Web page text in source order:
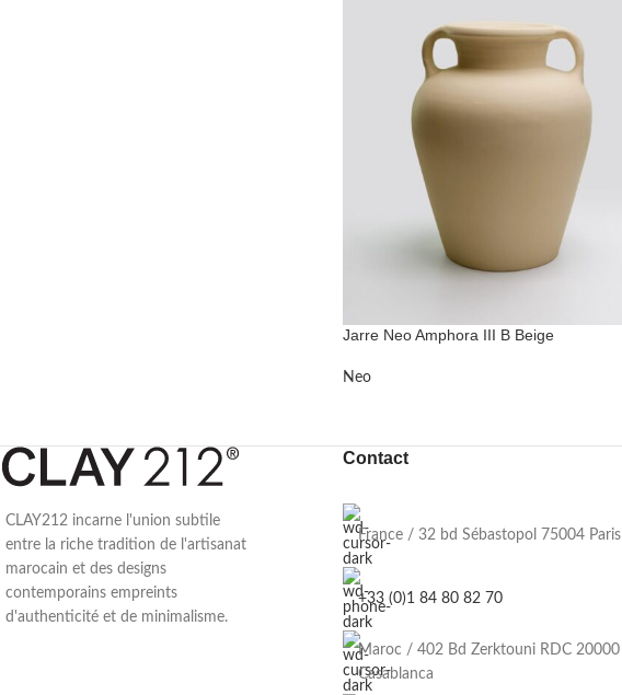
Jarre Neo Amphora III B Beige
Neo
CLAY212 incarne l'union subtile
entre la riche tradition de l'artisanat
marocain et des designs
contemporains empreints
d'authenticité et de minimalisme.
Contact
France / 32 bd Sébastopol 75004 Paris
+33 (0)1 84 80 82 70
Maroc / 402 Bd Zerktouni RDC 20000
Casablanca